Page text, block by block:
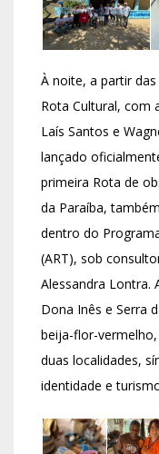
À noite, a partir
Rota Cultural, com
Laís Santos e
lançado
primeira Rota de
da Paraíba,
dentro do
(ART), sob
Alessandra Lontra.
Dona Inês e Serra
beija-flor-
duas localidades,
identidade e